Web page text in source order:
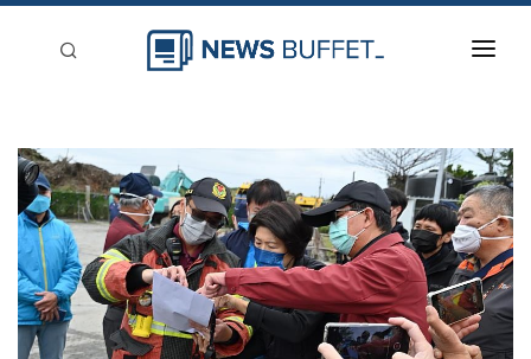
新聞稿分類
登入
刊登